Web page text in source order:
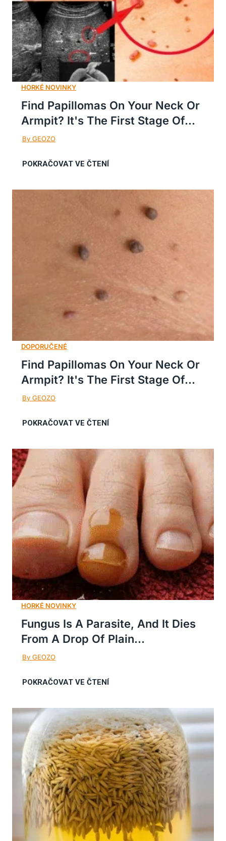
Find Papillomas On Your Neck Or
Armpit? It's The First Stage Of...
Find Papillomas On Your Neck Or
Armpit? It's The First Stage Of...
Fungus Is A Parasite, And It Dies
From A Drop Of Plain...